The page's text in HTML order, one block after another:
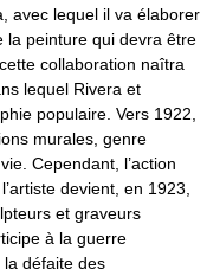
avec lequel il va élaborer
la peinture qui devra être
collaboration naîtra
lequel Rivera et
populaire. Vers 1922,
murales, genre
Cependant, l’action
devient, en 1923,
et graveurs
à la guerre
la défaite des